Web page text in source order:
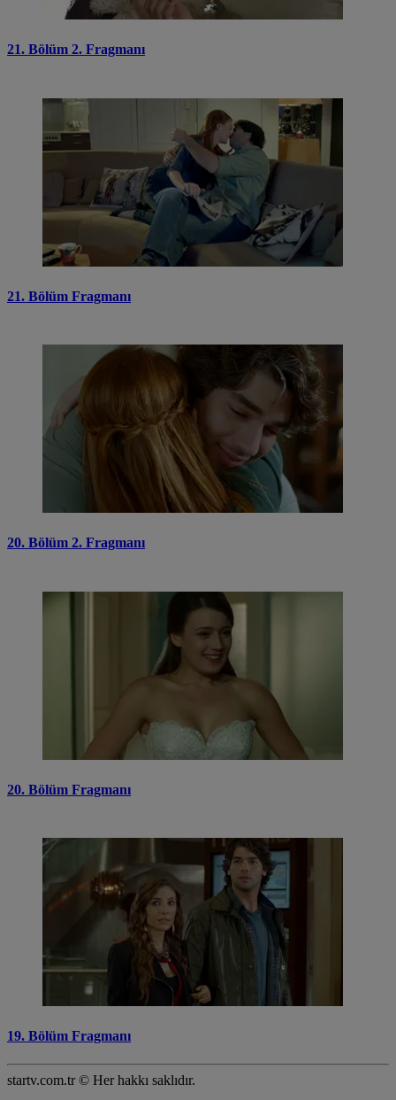
21. Bölüm 2. Fragmanı
21. Bölüm Fragmanı
20. Bölüm 2. Fragmanı
20. Bölüm Fragmanı
19. Bölüm Fragmanı
startv.com.tr © Her hakkı saklıdır.